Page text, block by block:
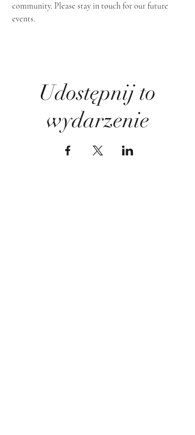
community. Please stay in touch for our future
events.
Udostępnij to
wydarzenie